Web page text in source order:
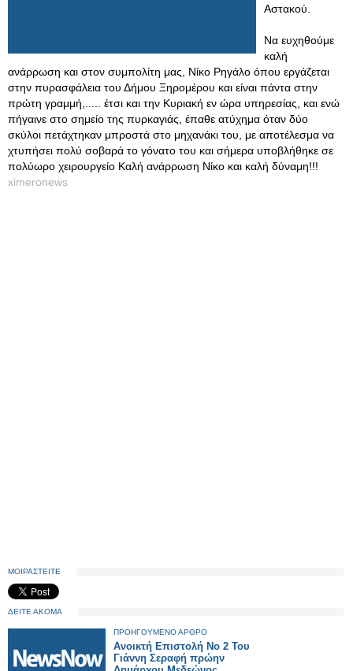
Αστακού.
Να ευχηθούμε
καλή
ανάρρωση και στον συμπολίτη μας, Νίκο Ρηγάλο όπου εργάζεται
στην πυρασφάλεια του Δήμου Ξηρομέρου και είναι πάντα στην
πρώτη γραμμή,..... έτσι και την Κυριακή εν ώρα υπηρεσίας, και ενώ
πήγαινε στο σημείο της πυρκαγιάς, έπαθε ατύχημα όταν δύο
σκύλοι πετάχτηκαν μπροστά στο μηχανάκι του, με αποτέλεσμα να
χτυπήσει πολύ σοβαρά το γόνατο του και σήμερα υποβλήθηκε σε
πολύωρο χειρουργείο Καλή ανάρρωση Νίκο και καλή δύναμη!!!
ximeronews
ΜΟΙΡΑΣΤΕΙΤΕ
ΔΕΙΤΕ ΑΚΟΜΑ
ΠΡΟΗΓΟΥΜΕΝΟ ΑΡΘΡΟ
Ανοικτή Επιστολή Νο 2 Του
Γιάννη Σεραφή πρώην